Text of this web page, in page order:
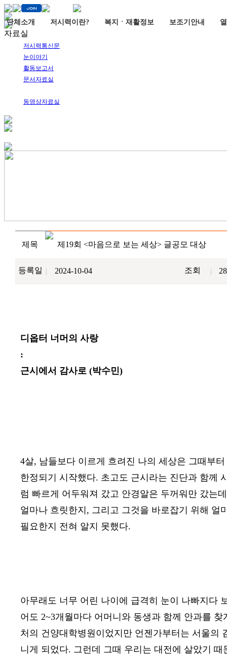
단체소개 저시력이란? 복지ㆍ재활정보 보조기안내
자료실
저시력통신문
눈이야기
활동보고서
문서자료실
동영상자료실
제목 제19회 <마음으로 보는 세상> 글공모 대상
등록일 2024-10-04 조회
디옵터 너머의 사랑
:
근시에서 감사로 (박수민)
4살, 남들보다 이르게 흐려진 나의 세상은 그때부
한정되기 시작했다. 초고도 근시라는 진단과 함께
럼 빠르게 어두워져 갔고 안경알은 두꺼워만 갔는
얼마나 흐릿한지 , 그리고 그것을 바로잡기 위해 얼
필요한지 전혀 알지 못했다.
아무래도 너무 어린 나이에 급격히 눈이 나빠지다
어도 2~3개월마다 어머니와 동생과 함께 안과를 찾
처의 건양대학병원이었지만 언젠가부터는 서울의
니게 되었다. 그런데 그때 우리는 대전에 살았기 때